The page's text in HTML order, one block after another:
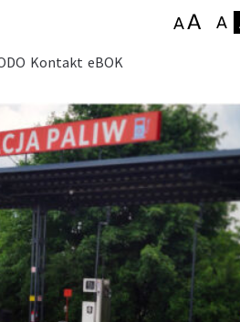
Kontakt eBOK